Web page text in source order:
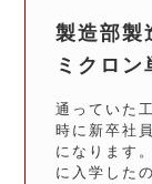
製造部製
ミクロン
通っていた
時に新卒社
になります
に入学した